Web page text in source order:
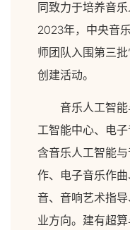
同致力于培养音
2023年，中央音
师团队入围第三
创建活动。
音乐人工智
工智能中心、电
含音乐人工智能
作、电子音乐作
音、音响艺术指
业方向。建有超